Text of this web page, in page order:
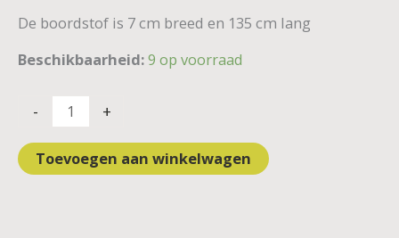
De boordstof is 7 cm breed en 135 cm lang
Beschikbaarheid:9 op voorraad
- +
Toevoegen aan winkelwagen